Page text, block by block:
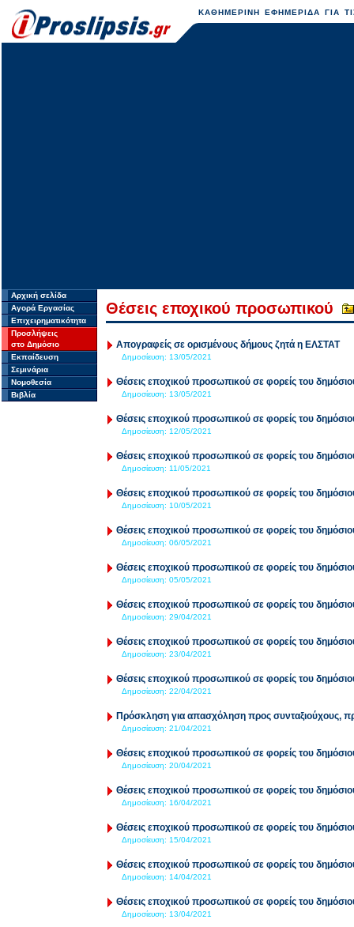
ΚΑΘΗΜΕΡΙΝΗ ΕΦΗΜΕΡΙΔΑ ΓΙΑ
Αρχική σελίδα
Αγορά Εργασίας
Επιχειρηματικότητα
Προσλήψεις
στο Δημόσιο
Εκπαίδευση
Σεμινάρια
Νομοθεσία
Βιβλία
Θέσεις εποχικού προσωπικού
Απογραφείς σε ορισμένους δήμους ζητά η ΕΛΣΤΑΤ
Δημοσίευση: 13/05/2021
Θέσεις εποχικού προσωπικού σε φορείς του
Δημοσίευση: 13/05/2021
Θέσεις εποχικού προσωπικού σε φορείς του
Δημοσίευση: 12/05/2021
Θέσεις εποχικού προσωπικού σε φορείς του
Δημοσίευση: 11/05/2021
Θέσεις εποχικού προσωπικού σε φορείς του
Δημοσίευση: 10/05/2021
Θέσεις εποχικού προσωπικού σε φορείς του
Δημοσίευση: 06/05/2021
Θέσεις εποχικού προσωπικού σε φορείς του
Δημοσίευση: 05/05/2021
Θέσεις εποχικού προσωπικού σε φορείς του
Δημοσίευση: 29/04/2021
Θέσεις εποχικού προσωπικού σε φορείς του
Δημοσίευση: 23/04/2021
Θέσεις εποχικού προσωπικού σε φορείς του
Δημοσίευση: 22/04/2021
Πρόσκληση για απασχόληση προς συνταξιούχους,
Δημοσίευση: 21/04/2021
Θέσεις εποχικού προσωπικού σε φορείς του
Δημοσίευση: 20/04/2021
Θέσεις εποχικού προσωπικού σε φορείς του
Δημοσίευση: 16/04/2021
Θέσεις εποχικού προσωπικού σε φορείς του
Δημοσίευση: 15/04/2021
Θέσεις εποχικού προσωπικού σε φορείς του
Δημοσίευση: 14/04/2021
Θέσεις εποχικού προσωπικού σε φορείς του
Δημοσίευση: 13/04/2021